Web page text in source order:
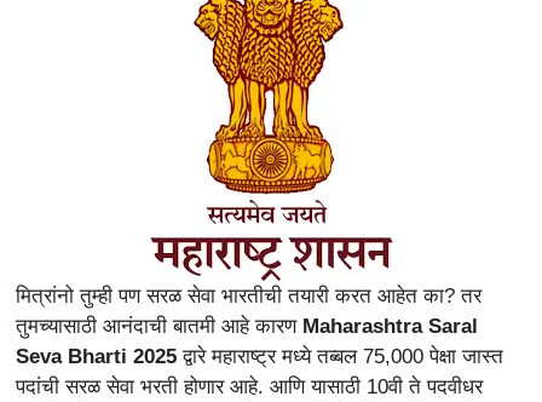
मित्रांनो तुम्ही पण सरळ सेवा भारतीची तयारी करत आहेत का? तर
तुमच्यासाठी आनंदाची बातमी आहे कारण Maharashtra Saral
Seva Bharti 2025 द्वारे महाराष्ट्र मध्ये तब्बल 75,000 पेक्षा जास्त
पदांची सरळ सेवा भरती होणार आहे. आणि यासाठी 10वी ते पदवीधर